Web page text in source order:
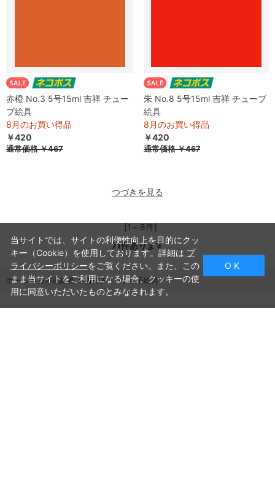
赤橙 No.3 5号15ml 吉祥 チュー
ブ絵具
8月のお買い得品
￥420
通常価格 ￥467
朱 No.8 5号15ml 吉祥 チューブ
絵具
8月のお買い得品
￥420
通常価格 ￥467
つづきを見る
[1～8件]
71件あります
ホーム >日本画絵具 >吉祥チューブ水干絵具
当サイトでは、サイトの利便性向上を目的にクッ
キー（Cookie）を使用しております。詳細は プ
ライバシーポリシーをご覧ください。また、この
まま当サイトをご利用になる場合、クッキーの使
用に同意いただいたものとみなされます。
O K